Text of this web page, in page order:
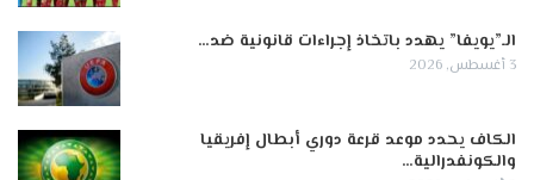
الـ”يويفا” يهدد باتخاذ إجراءات قانونية ضد…
3 أغسطس, 2026
الكاف يحدد موعد قرعة دوري أبطال إفريقيا
والكونفدرالية…